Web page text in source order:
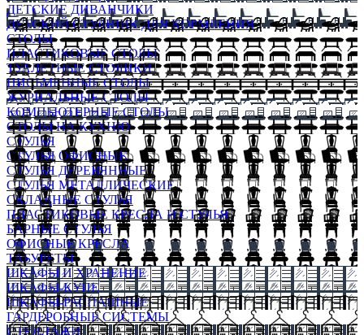
ДЕТСКИЕ ДИВАНЧИКИ
ДЕТСКИЙ СТУЛЬЧИК ДЛЯ КОРМЛЕНИЯ
СТОЛЫ
ПЛАСТИКОВЫЕ СТОЛЫ
ТУАЛЕТНЫЕ СТОЛИКИ
ПИСЬМЕННЫЕ СТОЛЫ
ЖУРНАЛЬНЫЕ СТОЛЫ
КОМПЬЮТЕРНЫЕ СТОЛЫ
СТОЛЫ НА КУХНЮ
СТУЛЬЯ
СТУЛЬЯ ОФИСНЫЕ
СТУЛЬЯ ДЕРЕВЯННЫЕ
СТУЛЬЯ МЕТАЛЛИЧЕСКИЕ
СКЛАДНЫЕ СТУЛЬЯ
ПЛАСТИКОВЫЕ КРЕСЛА И СТУЛЬЯ
БАРНЫЕ СТУЛЬЯ
ОФИСНЫЕ КРЕСЛА
ТАБУРЕТЫ
ШКАФЫ И ХРАНЕНИЕ
ШКАФЫ-КУПЕ
ШКАФЫ-РАСПАШНЫЕ
ГАРДЕРОБНЫЕ СИСТЕМЫ
СТЕЛЛАЖИ